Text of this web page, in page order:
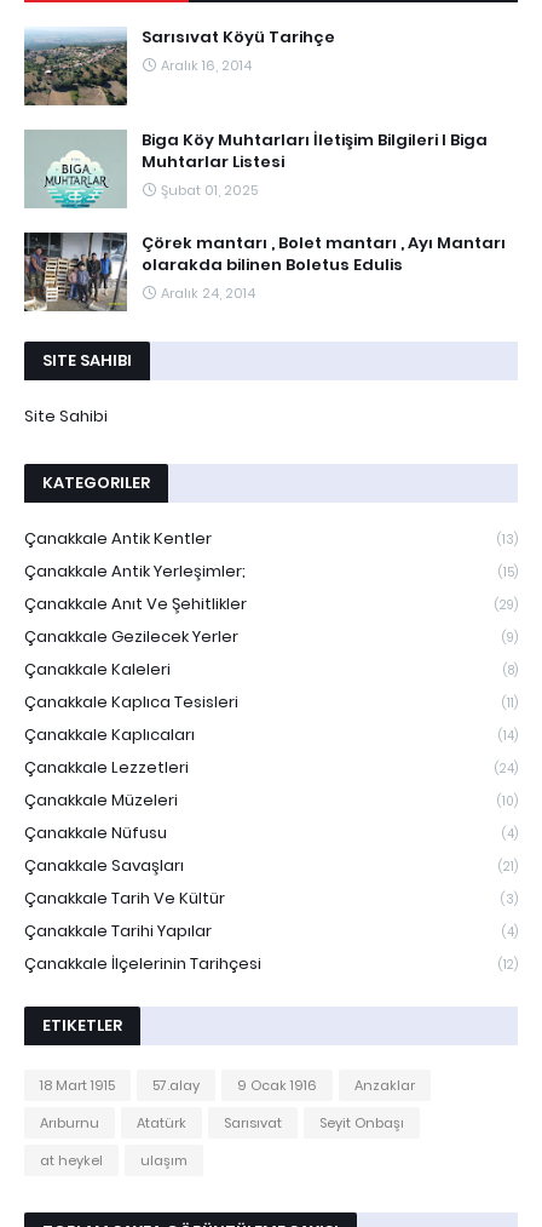
Sarısıvat Köyü Tarihçe
Aralık 16, 2014
Biga Köy Muhtarları İletişim Bilgileri I Biga
Muhtarlar Listesi
Şubat 01, 2025
Çörek mantarı , Bolet mantarı , Ayı Mantarı
olarakda bilinen Boletus Edulis
Aralık 24, 2014
SITE SAHIBI
Site Sahibi
KATEGORILER
Çanakkale Antik Kentler (13)
Çanakkale Antik Yerleşimler; (15)
Çanakkale Anıt Ve Şehitlikler (29)
Çanakkale Gezilecek Yerler (9)
Çanakkale Kaleleri (8)
Çanakkale Kaplıca Tesisleri (11)
Çanakkale Kaplıcaları (14)
Çanakkale Lezzetleri (24)
Çanakkale Müzeleri (10)
Çanakkale Nüfusu (4)
Çanakkale Savaşları (21)
Çanakkale Tarih Ve Kültür (3)
Çanakkale Tarihi Yapılar (4)
Çanakkale İlçelerinin Tarihçesi (12)
ETIKETLER
18 Mart 1915 57.alay 9 Ocak 1916
Anzaklar
Arıburnu
Atatürk Sarısıvat
Seyit Onbaşı
at heykel
ulaşım